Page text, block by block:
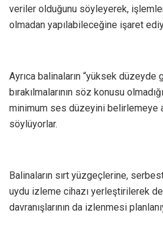
veriler olduğunu söyleyerek,
olmadan yapılabileceğine işaret
Ayrıca balinaların “yüksek düzeyde
bırakılmalarının söz konusu
minimum ses düzeyini belirlemeye
söylüyorlar.
Balinaların sırt yüzgeçlerine,
uydu izleme cihazı yerleştirilerek
davranışlarının da izlenmesi